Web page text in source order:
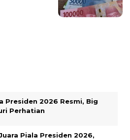
Presiden 2026 Resmi, Big
Perhatian
Piala Presiden 2026,